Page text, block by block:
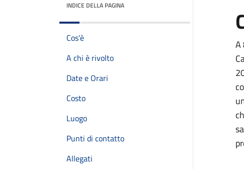
INDICE DELLA PAGINA
Cos'è
A chi è rivolto
Date e Orari
Costo
Luogo
Punti di contatto
Allegati
A